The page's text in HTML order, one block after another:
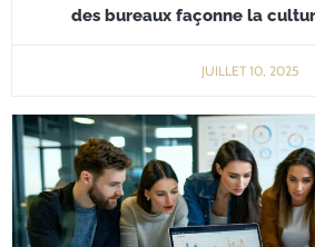
des bureaux façonne la
JUILLET 10, 2025